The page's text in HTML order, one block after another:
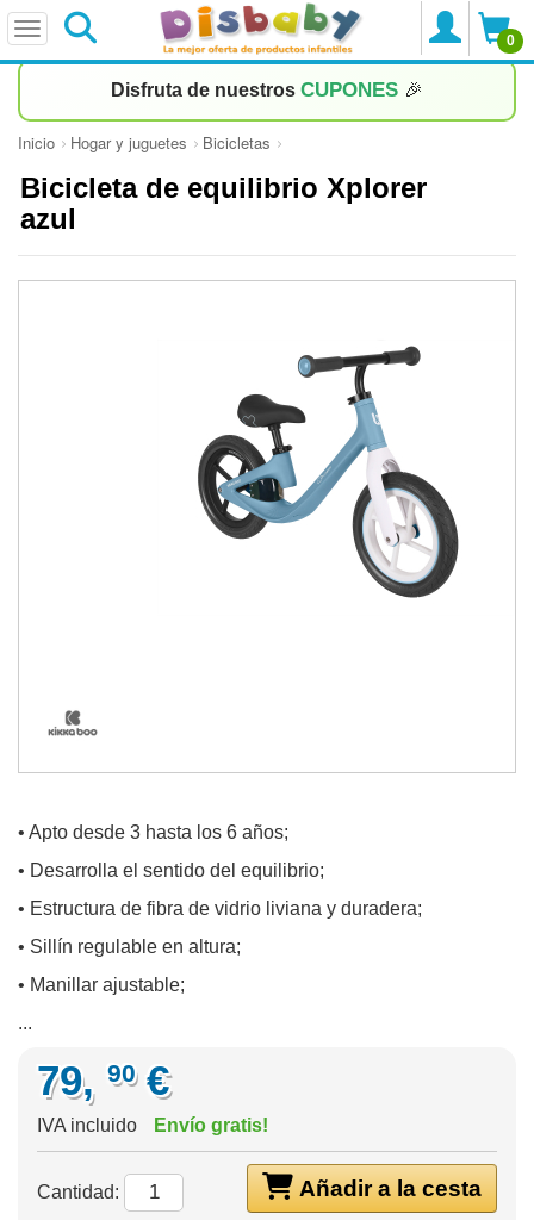
0
Disfruta de nuestros CUPONES 🎉
Inicio Hogar y juguetes Bicicletas
Bicicleta de equilibrio Xplorer
azul
• Apto desde 3 hasta los 6 años;
• Desarrolla el sentido del equilibrio;
• Estructura de fibra de vidrio liviana y duradera;
• Sillín regulable en altura;
• Manillar ajustable;
...
79, 90 €
IVA incluido Envío gratis!
Añadir a la cesta
Cantidad: